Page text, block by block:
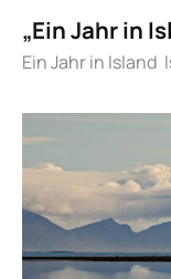
„Ein Jahr in
Ein Jahr in Island